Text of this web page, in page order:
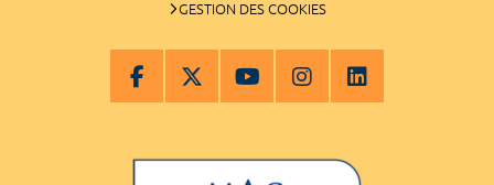
GESTION DES COOKIES